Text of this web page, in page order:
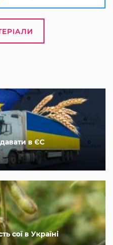
в ЄС
сої в Україні